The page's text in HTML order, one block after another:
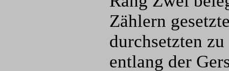
Zählern
durchsetzten
entlang der